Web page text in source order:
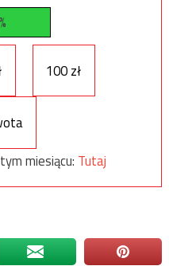
100 zł
miesiącu: Tutaj